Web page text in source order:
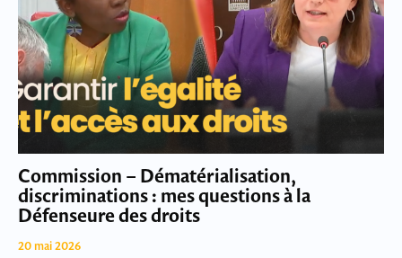
Commission – Dématérialisation,
discriminations : mes questions à la
Défenseure des droits
20 mai 2026